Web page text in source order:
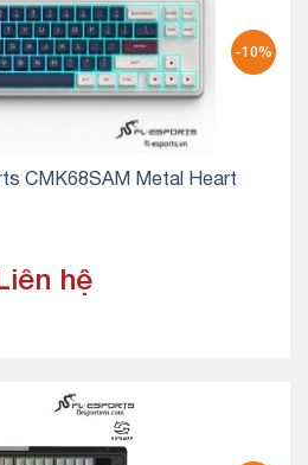
-10%
CMK68SAM Metal Heart
hệ